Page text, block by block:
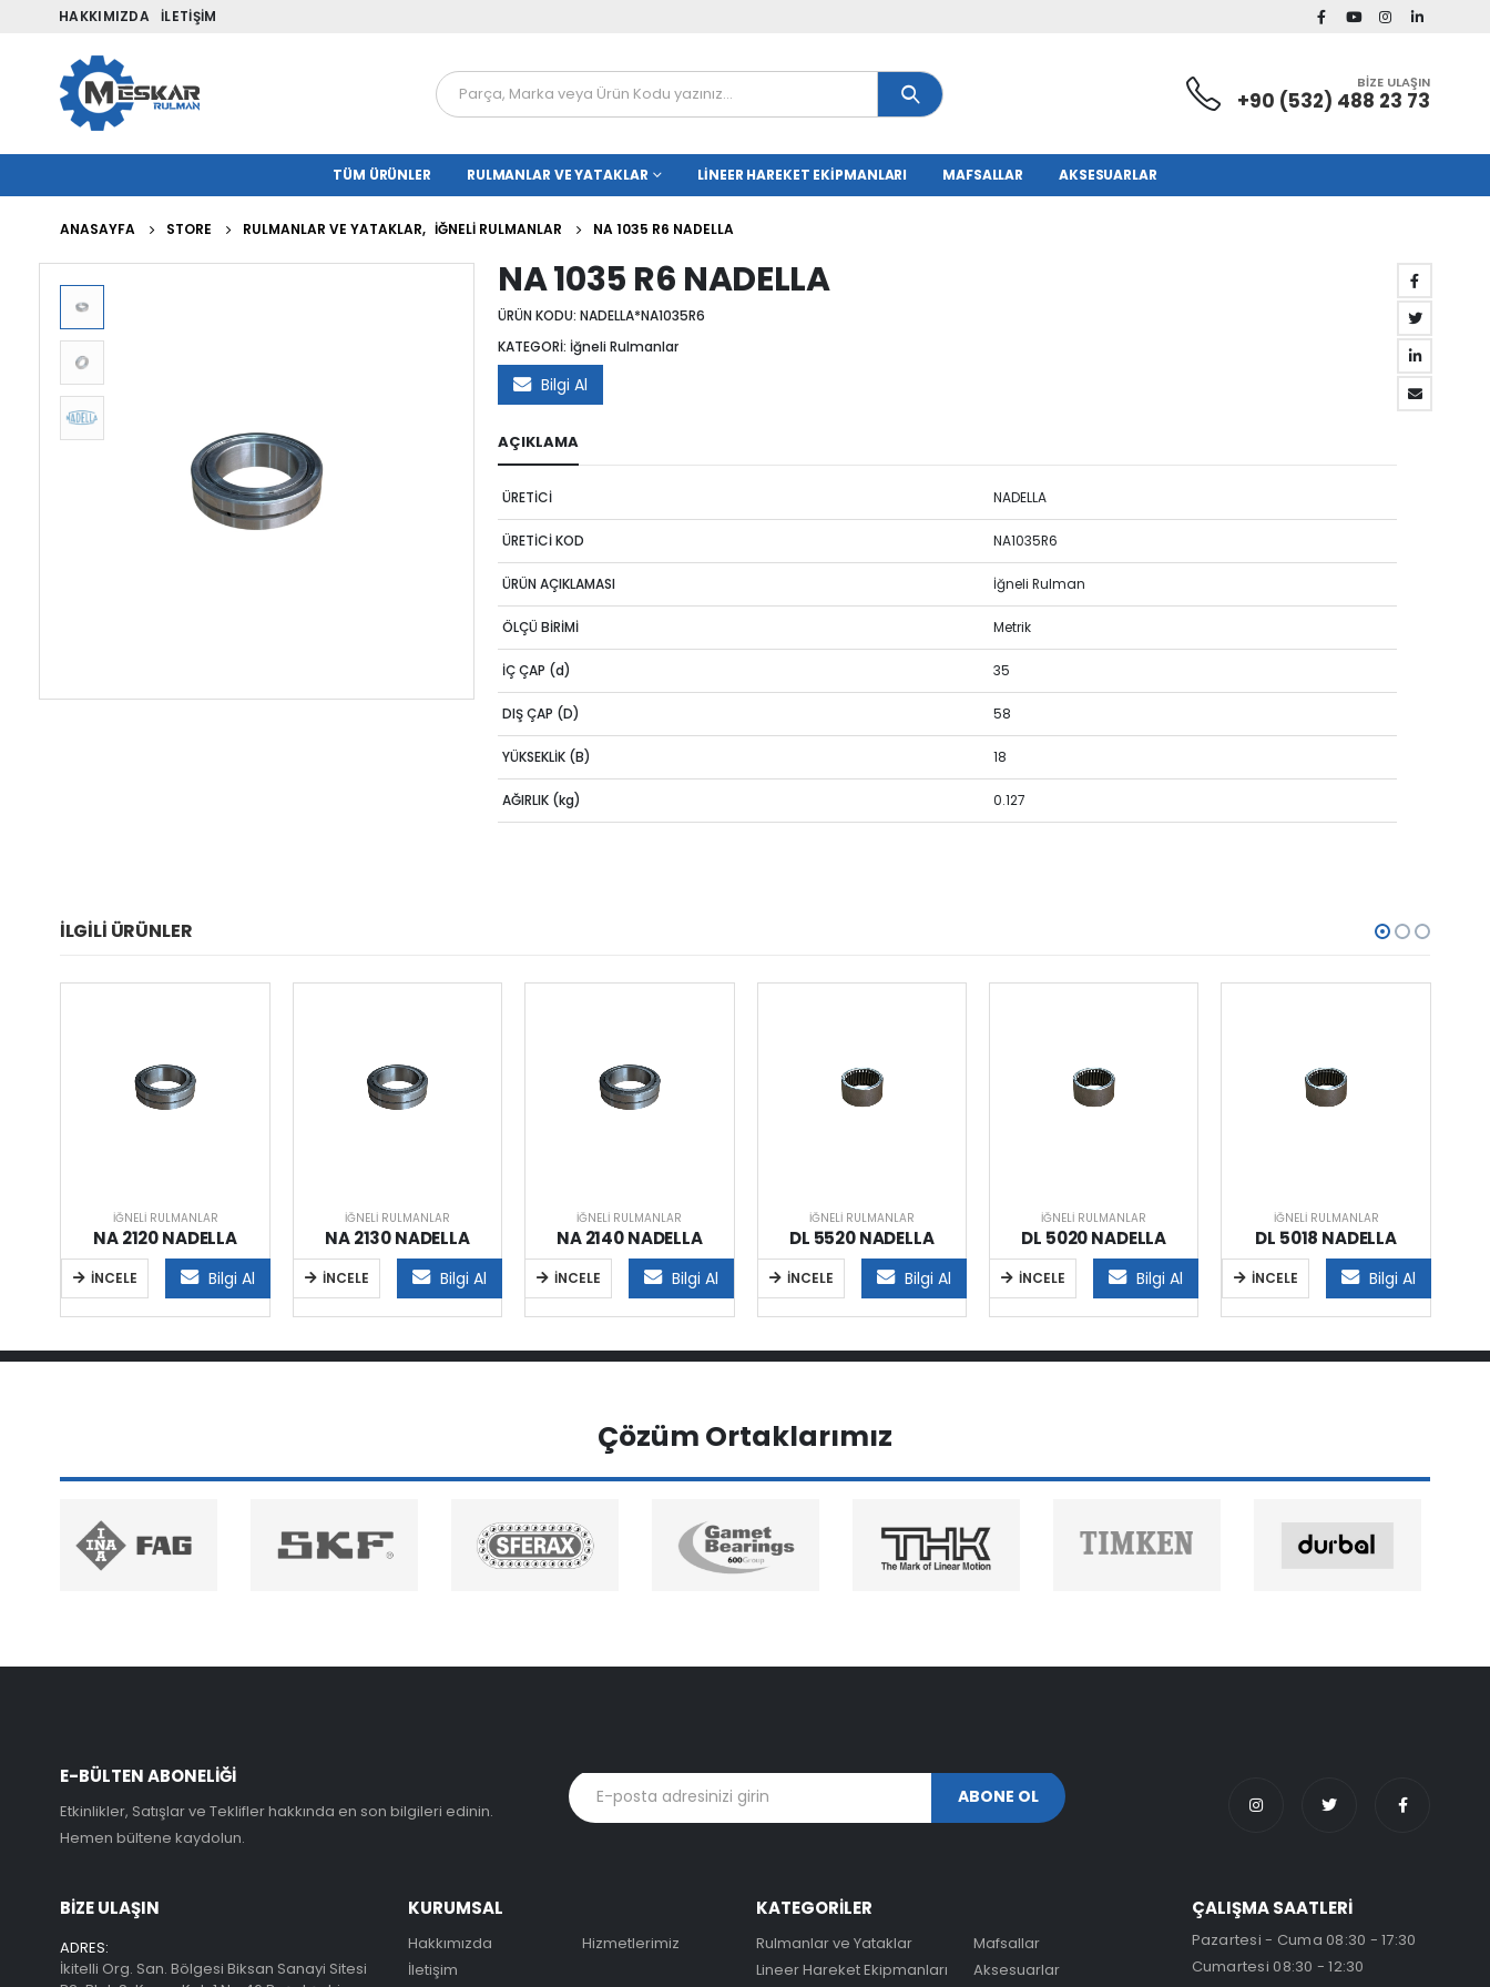
HAKKIMIZDA İLETIŞIM
BİZE ULAŞIN
+90 (532) 488 23 73
TÜM ÜRÜNLER RULMANLAR VE YATAKLAR LINEER HAREKET EKIPMANLARI MAFSALLAR AKSESUARLAR
ANASAYFA STORE RULMANLAR VE YATAKLAR, İĞNELI RULMANLAR NA 1035 R6 NADELLA
NA 1035 R6 NADELLA
ÜRÜN KODU:NADELLA*NA1035R6
KATEGORİ: İğneli Rulmanlar
Bilgi Al
AÇIKLAMA
ÜRETİCİ NADELLA
ÜRETİCİ KOD NA1035R6
ÜRÜN AÇIKLAMASI İğneli Rulman
ÖLÇÜ BİRİMİ Metrik
İÇ ÇAP (d) 35
DIŞ ÇAP (D) 58
YÜKSEKLİK (B) 18
AĞIRLIK (kg) 0.127
İLGILI ÜRÜNLER
İĞNELI RULMANLAR
NA 2120 NADELLA
İNCELE Bilgi Al
İĞNELI RULMANLAR
NA 2130 NADELLA
İNCELE Bilgi Al
İĞNELI RULMANLAR
NA 2140 NADELLA
İNCELE Bilgi Al
İĞNELI RULMANLAR
DL 5520 NADELLA
İNCELE Bilgi Al
İĞNELI RULMANLAR
DL 5020 NADELLA
İNCELE Bilgi Al
İĞNELI RULMANLAR
DL 5018 NADELLA
İNCELE Bilgi Al
Çözüm Ortaklarımız
E-BÜLTEN ABONELİĞİ
Etkinlikler, Satışlar ve Teklifler hakkında en son bilgileri edinin.
Hemen bültene kaydolun.
BİZE ULAŞIN
ADRES:
İkitelli Org. San. Bölgesi Biksan Sanayi Sitesi
KURUMSAL
Hakkımızda
İletişim
Hizmetlerimiz
KATEGORİLER
Rulmanlar ve Yataklar
Lineer Hareket Ekipmanları
Mafsallar
Aksesuarlar
ÇALIŞMA SAATLERİ
Pazartesi - Cuma 08:30 - 17:30
Cumartesi 08:30 - 12:30